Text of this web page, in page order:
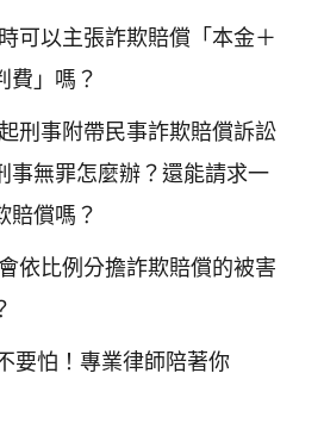
可以主張詐欺賠償「本金＋
費」嗎？
刑事附帶民事詐欺賠償訴訟
事無罪怎麼辦？還能請求一
賠償嗎？
依比例分擔詐欺賠償的被害
要怕！專業律師陪著你